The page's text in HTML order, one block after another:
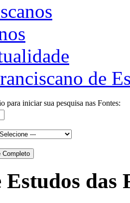
de
para iniciar sua pesquisa nas Fontes:
das